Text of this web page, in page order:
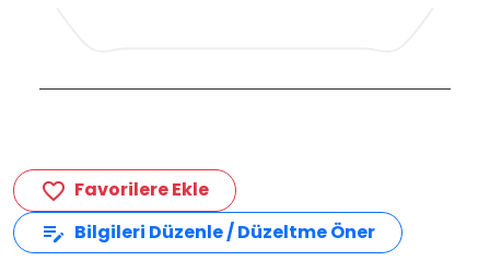
favorite_border Favorilere Ekle
edit_note Bilgileri Düzenle / Düzeltme Öner